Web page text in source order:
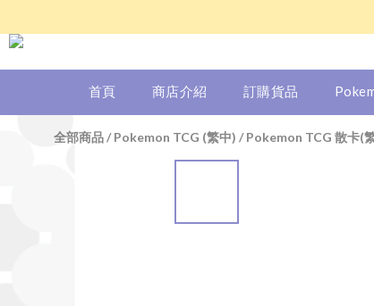
首頁 商店介紹 訂購貨品
全部商品/Pokemon TCG (繁中) /Pokemon TCG 散卡(